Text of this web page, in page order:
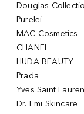
Douglas
Purelei
MAC Cosmetics
CHANEL
HUDA BEAUTY
Prada
Yves Saint
Dr. Emi Skincare